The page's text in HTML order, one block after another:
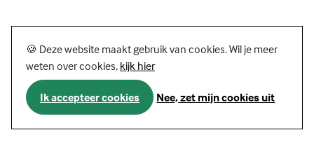
🍪 Deze website maakt gebruik van cookies. Wil je meer
weten over cookies, kijk hier
Ik accepteer cookies Nee, zet mijn cookies uit